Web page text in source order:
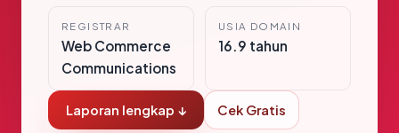
REGISTRAR
Web Commerce
Communications
USIA DOMAIN
16.9 tahun
Laporan lengkap ↓ Cek Gratis